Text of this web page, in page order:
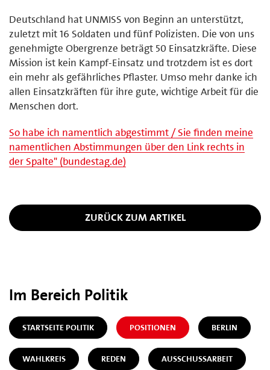
Deutschland hat UNMISS von Beginn an unterstützt,
zuletzt mit 16 Soldaten und fünf Polizisten. Die von uns
genehmigte Obergrenze beträgt 50 Einsatzkräfte. Diese
Mission ist kein Kampf-Einsatz und trotzdem ist es dort
ein mehr als gefährliches Pflaster. Umso mehr danke ich
allen Einsatzkräften für ihre gute, wichtige Arbeit für die
Menschen dort.
So habe ich namentlich abgestimmt / Sie finden meine
namentlichen Abstimmungen über den Link rechts in
der Spalte" (bundestag.de)
ZURÜCK ZUM ARTIKEL
Im Bereich Politik
STARTSEITE POLITIK POSITIONEN BERLIN
WAHLKREIS REDEN AUSSCHUSSARBEIT